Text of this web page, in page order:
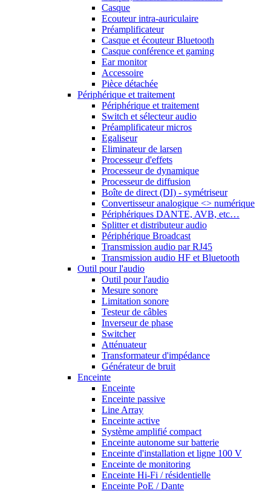
Casque
Ecouteur intra-auriculaire
Préamplificateur
Casque et écouteur Bluetooth
Casque conférence et gaming
Ear monitor
Accessoire
Pièce détachée
Périphérique et traitement
Périphérique et traitement
Switch et sélecteur audio
Préamplificateur micros
Egaliseur
Eliminateur de larsen
Processeur d'effets
Processeur de dynamique
Processeur de diffusion
Boîte de direct (DI) - symétriseur
Convertisseur analogique <> numérique
Périphériques DANTE, AVB, etc…
Splitter et distributeur audio
Périphérique Broadcast
Transmission audio par RJ45
Transmission audio HF et Bluetooth
Outil pour l'audio
Outil pour l'audio
Mesure sonore
Limitation sonore
Testeur de câbles
Inverseur de phase
Switcher
Atténuateur
Transformateur d'impédance
Générateur de bruit
Enceinte
Enceinte
Enceinte passive
Line Array
Enceinte active
Système amplifié compact
Enceinte autonome sur batterie
Enceinte d'installation et ligne 100 V
Enceinte de monitoring
Enceinte Hi-Fi / résidentielle
Enceinte PoE / Dante